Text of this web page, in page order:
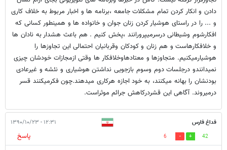
دادن و انکار کردن تمام مشکلات جامعه ،برنامه ها و اخبار مربوط به خلاف کاری
و ... را در راستای هوشیار کردن زنان جوان و خانواده ها و همینطور کسانی که
افکارشوم وشیطانی درسرمیپرورانند ،پخش کنیم . هم باعث هشدار به نادان ها
و خلافکارهاست و هم زنان و کودکان وقربانیان احتمالی این تجاوزها را
هوشیارمیکنیم. متجاوزها و معتادهاوخلافکار ها وقتی ازمجازات خودشان چیزی
نمیدانندو درجلسات دوم وسوم بازجویی نداشتن هوشیاری و نئشه و غیرعادی
بودنشان را بهانه میکنند، به خود اجازه هرکاری میدهند.چون فکرمیکنند قسر
درمیروند. آگاهی این قشردرکاهش جرائم موثراست.
فداغ فارس ۱۲:۳۱ - ۱۳۹۰/۱۰/۲۳
42
6
پاسخ